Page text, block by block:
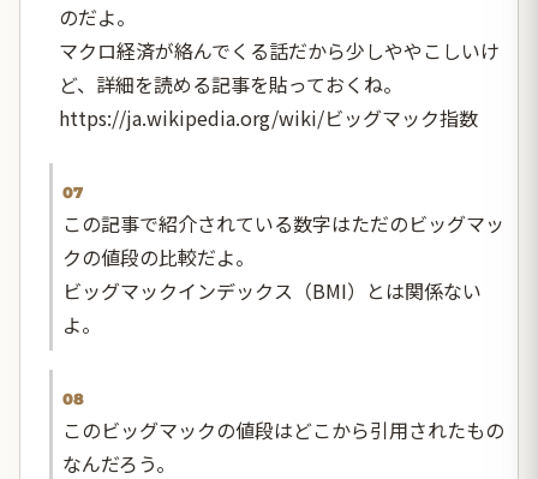
のだよ。
マクロ経済が絡んでくる話だから少しややこしいけ
ど、詳細を読める記事を貼っておくね。
https://ja.wikipedia.org/wiki/ビッグマック指数
07
この記事で紹介されている数字はただのビッグマッ
クの値段の比較だよ。
ビッグマックインデックス（BMI）とは関係ない
よ。
08
このビッグマックの値段はどこから引用されたもの
なんだろう。